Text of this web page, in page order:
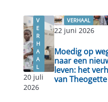
V
E
R
H
A
A
L
20 juli
2026
Lees
verder
VERHAAL
22 juni 2026
Moedig op
naar een
leven: het
van Theogette
Lees verder